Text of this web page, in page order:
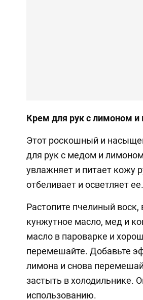
Крем для рук с лимоном
Этот роскошный и
для рук с медом и
увлажняет и питает кожу
отбеливает и осветляет ее.
Растопите пчелиный воск,
кунжутное масло, мед и
масло в пароварке и
перемешайте. Добавьте
лимона и снова
застыть в холодильнике.
использованию.